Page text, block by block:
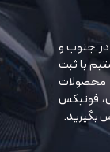
جنوب و
با ثبت
محصولات
فونیکس